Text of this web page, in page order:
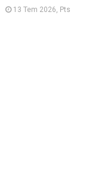
13 Tem 2026, Pts